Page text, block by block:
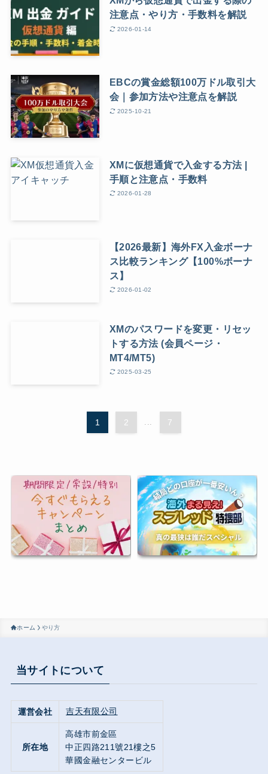
注意点・やり方・手数料を解説
2026-01-14
EBCの賞金総額100万ドル取引大
会｜参加方法や注意点を解説
2025-10-21
XMに仮想通貨で入金する方法 |
手順と注意点・手数料
2026-01-28
【2026最新】海外FX入金ボーナ
ス比較ランキング【100%ボーナ
ス】
2026-01-02
XMのパスワードを変更・リセッ
トする方法 (会員ページ・
MT4/MT5)
2025-03-25
1 2 7
ホーム やり方
当サイトについて
運営会社 吉天有限公司
所在地
高雄市前金區
中正四路211號21樓之5
華國金融センタービル